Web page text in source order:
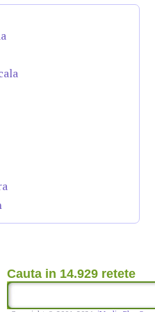
Cauta in 14.929 retete